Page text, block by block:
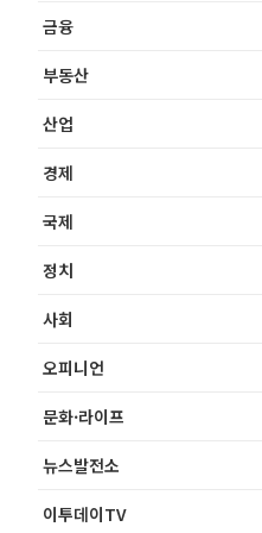
금융
부동산
산업
경제
국제
정치
사회
오피니언
문화·라이프
뉴스발전소
이투데이TV